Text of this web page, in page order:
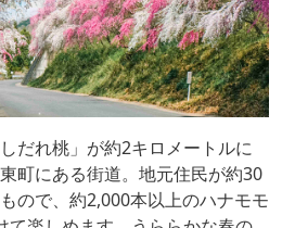
だれ桃」が約2キロメートルに
町にある街道。地元住民が約30
ので、約2,000本以上のハナモモ